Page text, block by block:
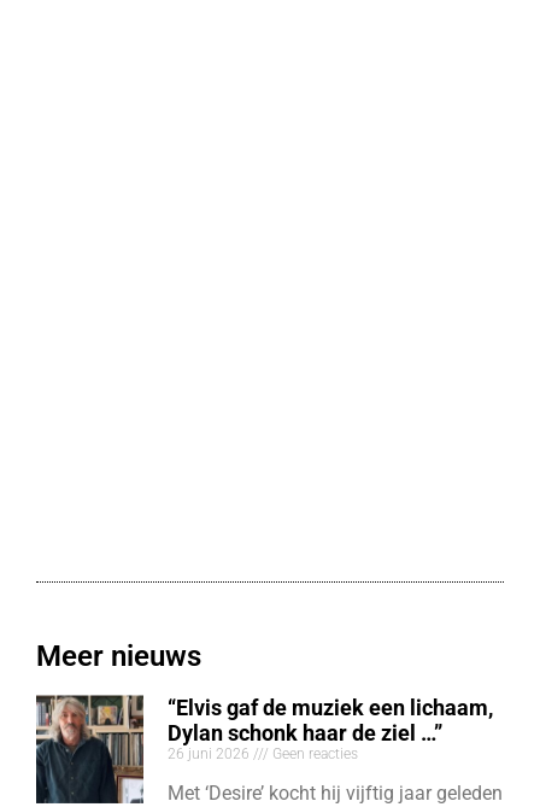
Meer nieuws
“Elvis gaf de muziek een lichaam,
Dylan schonk haar de ziel …”
26 juni 2026 Geen reacties
Met ‘Desire’ kocht hij vijftig jaar geleden